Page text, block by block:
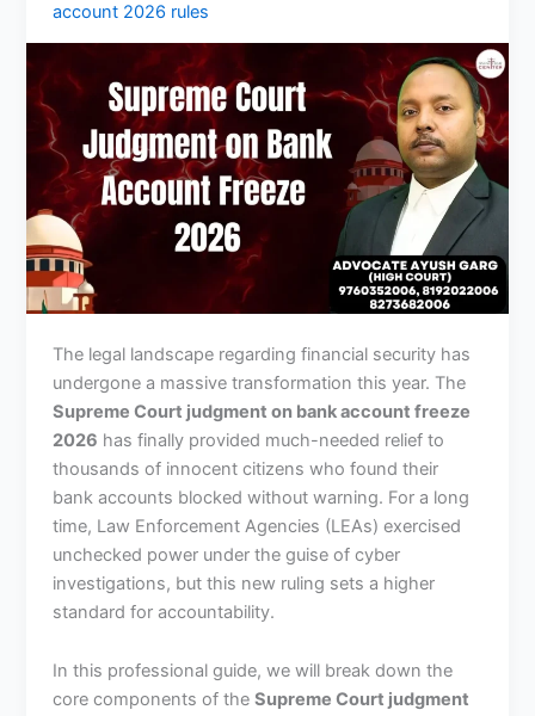
account 2026 rules
The legal landscape regarding financial security has
undergone a massive transformation this year. The
Supreme Court judgment on bank account freeze
2026 has finally provided much-needed relief to
thousands of innocent citizens who found their
bank accounts blocked without warning. For a long
time, Law Enforcement Agencies (LEAs) exercised
unchecked power under the guise of cyber
investigations, but this new ruling sets a higher
standard for accountability.
In this professional guide, we will break down the
core components of theSupreme Court judgment